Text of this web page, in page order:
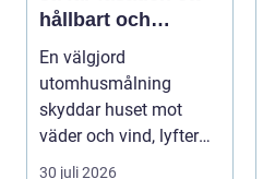
hållbart och
vackert resultat
En välgjord
utomhusmålning
skyddar huset mot
väder och vind, lyfter
helhetsintrycket...
30 juli 2026